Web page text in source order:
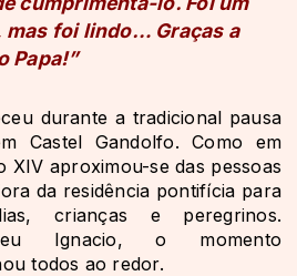
mas foi lindo… Graças a
Papa!”
durante a tradicional pausa
Castel Gandolfo. Como em
XIV aproximou-se das pessoas
da residência pontifícia para
crianças e peregrinos.
Ignacio, o momento
todos ao redor.